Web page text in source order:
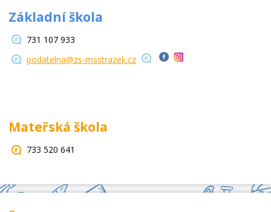
Základní škola
731 107 933
podatelna@zs-msstrazek.cz
Mateřská škola
733 520 641